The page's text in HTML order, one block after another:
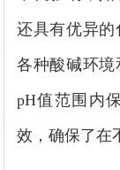
还具有优异的
各种酸碱环
pH值范围内
效，确保了在